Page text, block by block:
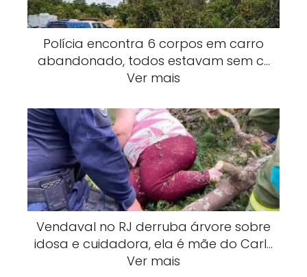
Polícia encontra 6 corpos em carro
abandonado, todos estavam sem c…
Ver mais
Vendaval no RJ derruba árvore sobre
idosa e cuidadora, ela é mãe do Carl…
Ver mais